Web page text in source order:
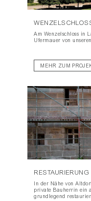
Am Wenzelschloss in
Ufermauer von
MEHR ZUM
In der Nähe von
private Bauherrin ein
grundlegend